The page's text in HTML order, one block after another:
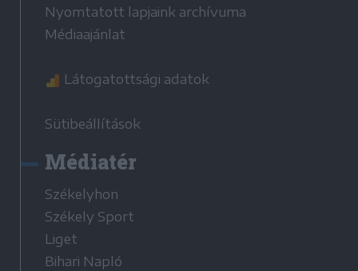
Nyomtatott lapjaink archívuma
Médiaajánlat
Látogatottsági adatok
Sütibeállítások
Médiatér
Székelyhon
Székely Sport
Liget
Bihari Napló